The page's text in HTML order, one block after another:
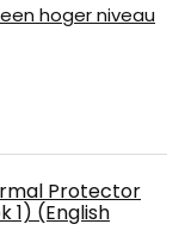
hoger niveau
Protector
1) (English